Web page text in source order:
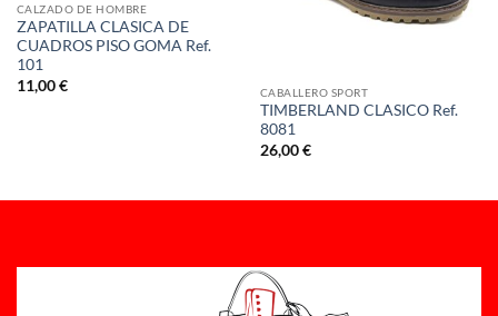
CALZADO DE HOMBRE
ZAPATILLA CLASICA DE
CUADROS PISO GOMA Ref.
101
11,00€ CABALLERO SPORT
TIMBERLAND CLASICO Ref.
8081
26,00€